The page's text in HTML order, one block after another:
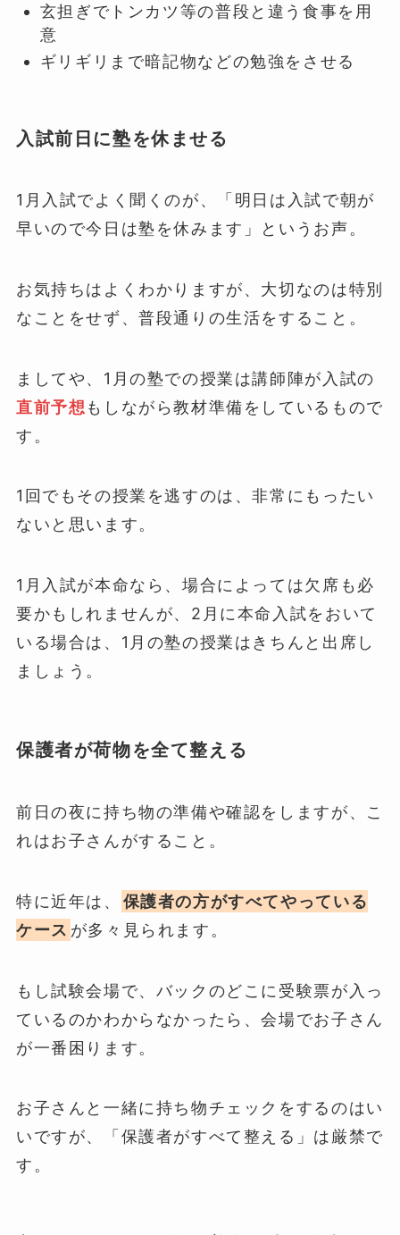
玄担ぎでトンカツ等の普段と違う食事を用
意
ギリギリまで暗記物などの勉強をさせる
入試前日に塾を休ませる
1月入試でよく聞くのが、「明日は入試で朝が
早いので今日は塾を休みます」というお声。
お気持ちはよくわかりますが、大切なのは特別
なことをせず、普段通りの生活をすること。
ましてや、1月の塾での授業は講師陣が入試の
直前予想 もしながら教材準備をしているもので
す。
1回でもその授業を逃すのは、非常にもったい
ないと思います。
1月入試が本命なら、場合によっては欠席も必
要かもしれませんが、2月に本命入試をおいて
いる場合は、1月の塾の授業はきちんと出席し
ましょう。
保護者が荷物を全て整える
前日の夜に持ち物の準備や確認をしますが、こ
れはお子さんがすること。
特に近年は、
保護者の方がすべてやっている
ケース が多々見られます。
もし試験会場で、バックのどこに受験票が入っ
ているのかわからなかったら、会場でお子さん
が一番困ります。
お子さんと一緒に持ち物チェックをするのはい
いですが、「保護者がすべて整える」は厳禁で
す。